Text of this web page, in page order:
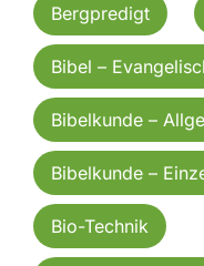
Bergpredigt
Bibel –
Bibelkunde –
Bibelkunde –
Bio-Technik